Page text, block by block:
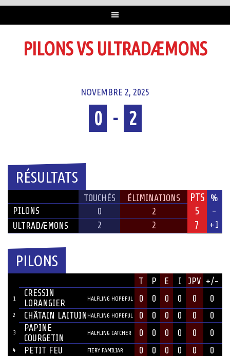
PILONS VS ULTRADÆMONS
NOVEMBRE 2, 2025
0 - 2
RÉSULTATS
TOUCHÉS ÉLIMINATIONS PTS
%
PILONS
0 2 5
-
ULTRADÆMONS
2 2 7 +1
PILONS
T P E I JPV +/-
1
CRESSIN
LORANGIER
HALFLING HOPEFUL 0 0 0 0 0 0
2 CHÂTAIN LAITUIN HALFLING HOPEFUL 0 0 0 0 0 0
3
PAPINE
COURGETIN
HALFLING CATCHER 0 0 0 0 0 0
4 PETIT FEU FIERY FAMILIAR 0 0 0 0 0 0